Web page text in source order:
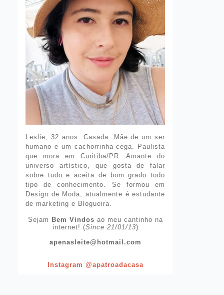
Leslie, 32 anos. Casada. Mãe de um ser
humano e um cachorrinha cega. Paulista
que mora em Curitiba/PR. Amante do
universo artístico, que gosta de falar
sobre tudo e aceita de bom grado todo
tipo de conhecimento. Se formou em
Design de Moda, atualmente é estudante
de marketing e Blogueira.
Sejam Bem Vindos ao meu cantinho na
internet! (Since 21/01/13)
apenasleite@hotmail.com
Instagram @apatroadacasa